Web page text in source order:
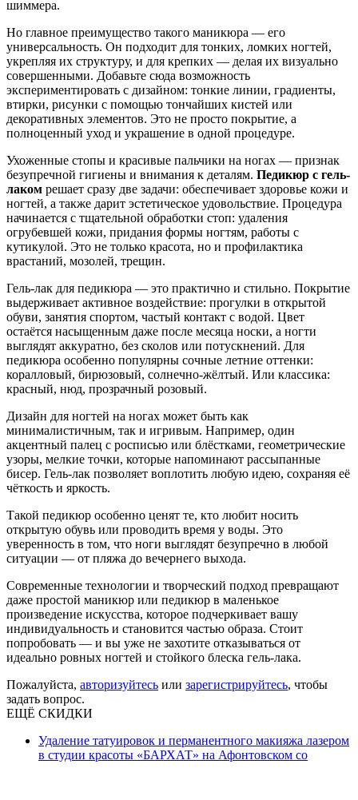
шиммера.
Но главное преимущество такого маникюра — его
универсальность. Он подходит для тонких, ломких ногтей,
укрепляя их структуру, и для крепких — делая их визуально
совершенными. Добавьте сюда возможность
экспериментировать с дизайном: тонкие линии, градиенты,
втирки, рисунки с помощью тончайших кистей или
декоративных элементов. Это не просто покрытие, а
полноценный уход и украшение в одной процедуре.
Ухоженные стопы и красивые пальчики на ногах — признак
безупречной гигиены и внимания к деталям. Педикюр с гель-
лаком решает сразу две задачи: обеспечивает здоровье кожи и
ногтей, а также дарит эстетическое удовольствие. Процедура
начинается с тщательной обработки стоп: удаления
огрубевшей кожи, придания формы ногтям, работы с
кутикулой. Это не только красота, но и профилактика
врастаний, мозолей, трещин.
Гель-лак для педикюра — это практично и стильно. Покрытие
выдерживает активное воздействие: прогулки в открытой
обуви, занятия спортом, частый контакт с водой. Цвет
остаётся насыщенным даже после месяца носки, а ногти
выглядят аккуратно, без сколов или потускнений. Для
педикюра особенно популярны сочные летние оттенки:
коралловый, бирюзовый, солнечно-жёлтый. Или классика:
красный, нюд, прозрачный розовый.
Дизайн для ногтей на ногах может быть как
минималистичным, так и игривым. Например, один
акцентный палец с росписью или блёстками, геометрические
узоры, мелкие точки, которые напоминают рассыпанные
бисер. Гель-лак позволяет воплотить любую идею, сохраняя её
чёткость и яркость.
Такой педикюр особенно ценят те, кто любит носить
открытую обувь или проводить время у воды. Это
уверенность в том, что ноги выглядят безупречно в любой
ситуации — от пляжа до вечернего выхода.
Современные технологии и творческий подход превращают
даже простой маникюр или педикюр в маленькое
произведение искусства, которое подчеркивает вашу
индивидуальность и становится частью образа. Стоит
попробовать — и вы уже не захотите отказываться от
идеально ровных ногтей и стойкого блеска гель-лака.
Пожалуйста, авторизуйтесь или зарегистрируйтесь, чтобы
задать вопрос.
ЕЩЁ СКИДКИ
Удаление татуировок и перманентного макияжа лазером
в студии красоты «БАРХАТ» на Афонтовском со